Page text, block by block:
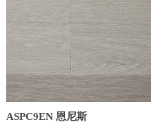
ASPC9EN 恩尼斯